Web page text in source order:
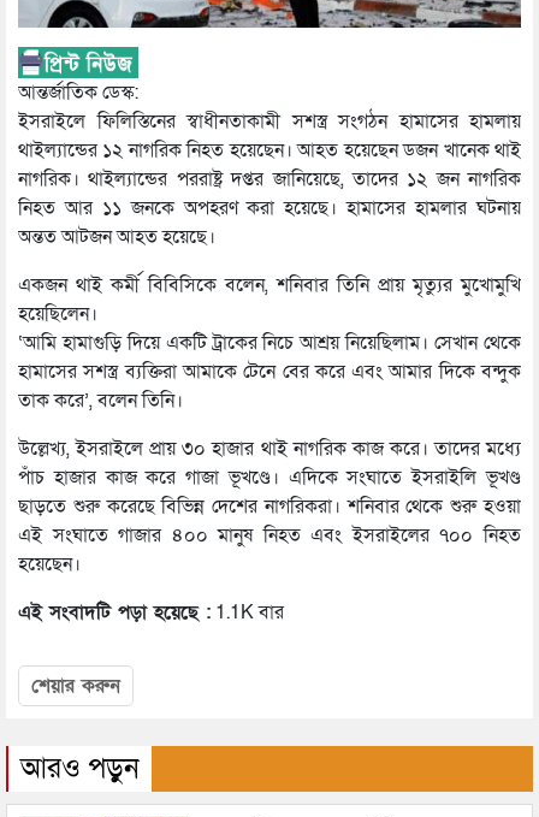
আন্তর্জাতিক ডেস্ক:
ইসরাইলে ফিলিস্তিনের স্বাধীনতাকামী সশস্ত্র সংগঠন হামাসের হামলায়
থাইল্যান্ডের ১২ নাগরিক নিহত হয়েছেন। আহত হয়েছেন ডজন খানেক থাই
নাগরিক। থাইল্যান্ডের পররাষ্ট্র দপ্তর জানিয়েছে, তাদের ১২ জন নাগরিক
নিহত আর ১১ জনকে অপহরণ করা হয়েছে। হামাসের হামলার ঘটনায়
অন্তত আটজন আহত হয়েছে।
একজন থাই কর্মী বিবিসিকে বলেন, শনিবার তিনি প্রায় মৃত্যুর মুখোমুখি
হয়েছিলেন।
‘আমি হামাগুড়ি দিয়ে একটি ট্রাকের নিচে আশ্রয় নিয়েছিলাম। সেখান থেকে
হামাসের সশস্ত্র ব্যক্তিরা আমাকে টেনে বের করে এবং আমার দিকে বন্দুক
তাক করে’, বলেন তিনি।
উল্লেখ্য, ইসরাইলে প্রায় ৩০ হাজার থাই নাগরিক কাজ করে। তাদের মধ্যে
পাঁচ হাজার কাজ করে গাজা ভূখণ্ডে। এদিকে সংঘাতে ইসরাইলি ভূখণ্ড
ছাড়তে শুরু করেছে বিভিন্ন দেশের নাগরিকরা। শনিবার থেকে শুরু হওয়া
এই সংঘাতে গাজার ৪০০ মানুষ নিহত এবং ইসরাইলের ৭০০ নিহত
হয়েছেন।
এই সংবাদটি পড়া হয়েছে : 1.1K বার
শেয়ার করুন
আরও পড়ুন